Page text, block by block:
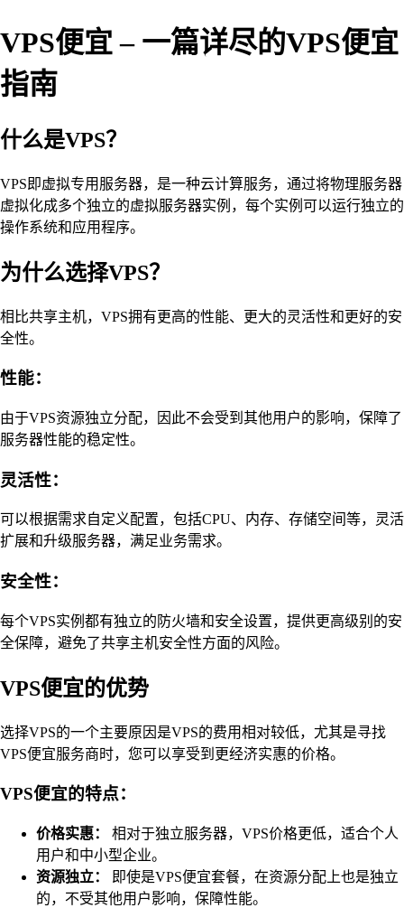
VPS便宜 – 一篇详尽的VPS便宜
指南
什么是VPS？
VPS即虚拟专用服务器，是一种云计算服务，通过将物理服务器
虚拟化成多个独立的虚拟服务器实例，每个实例可以运行独立的
操作系统和应用程序。
为什么选择VPS？
相比共享主机，VPS拥有更高的性能、更大的灵活性和更好的安
全性。
性能：
由于VPS资源独立分配，因此不会受到其他用户的影响，保障了
服务器性能的稳定性。
灵活性：
可以根据需求自定义配置，包括CPU、内存、存储空间等，灵活
扩展和升级服务器，满足业务需求。
安全性：
每个VPS实例都有独立的防火墙和安全设置，提供更高级别的安
全保障，避免了共享主机安全性方面的风险。
VPS便宜的优势
选择VPS的一个主要原因是VPS的费用相对较低，尤其是寻找
VPS便宜服务商时，您可以享受到更经济实惠的价格。
VPS便宜的特点：
价格实惠：
相对于独立服务器，VPS价格更低，适合个人
用户和中小型企业。
资源独立：
即使是VPS便宜套餐，在资源分配上也是独立
的，不受其他用户影响，保障性能。